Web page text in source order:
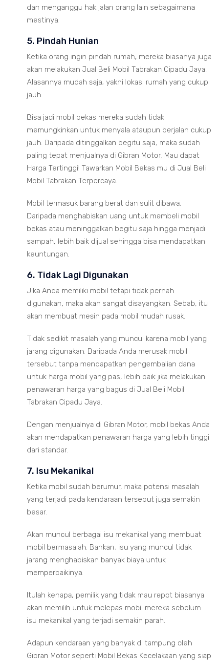
dan menganggu hak jalan orang lain sebagaimana
mestinya.
5. Pindah Hunian
Ketika orang ingin pindah rumah, mereka biasanya juga
akan melakukan Jual Beli Mobil Tabrakan Cipadu Jaya.
Alasannya mudah saja, yakni lokasi rumah yang cukup
jauh.
Bisa jadi mobil bekas mereka sudah tidak
memungkinkan untuk menyala ataupun berjalan cukup
jauh. Daripada ditinggalkan begitu saja, maka sudah
paling tepat menjualnya di Gibran Motor, Mau dapat
Harga Tertinggi! Tawarkan Mobil Bekas mu di Jual Beli
Mobil Tabrakan Terpercaya.
Mobil termasuk barang berat dan sulit dibawa.
Daripada menghabiskan uang untuk membeli mobil
bekas atau meninggalkan begitu saja hingga menjadi
sampah, lebih baik dijual sehingga bisa mendapatkan
keuntungan.
6. Tidak Lagi Digunakan
Jika Anda memiliki mobil tetapi tidak pernah
digunakan, maka akan sangat disayangkan. Sebab, itu
akan membuat mesin pada mobil mudah rusak.
Tidak sedikit masalah yang muncul karena mobil yang
jarang digunakan. Daripada Anda merusak mobil
tersebut tanpa mendapatkan pengembalian dana
untuk harga mobil yang pas, lebih baik jika melakukan
penawaran harga yang bagus di Jual Beli Mobil
Tabrakan Cipadu Jaya.
Dengan menjualnya di Gibran Motor, mobil bekas Anda
akan mendapatkan penawaran harga yang lebih tinggi
dari standar.
7. Isu Mekanikal
Ketika mobil sudah berumur, maka potensi masalah
yang terjadi pada kendaraan tersebut juga semakin
besar.
Akan muncul berbagai isu mekanikal yang membuat
mobil bermasalah. Bahkan, isu yang muncul tidak
jarang menghabiskan banyak biaya untuk
memperbaikinya.
Itulah kenapa, pemilik yang tidak mau repot biasanya
akan memilih untuk melepas mobil mereka sebelum
isu mekanikal yang terjadi semakin parah.
Adapun kendaraan yang banyak di tampung oleh
Gibran Motor seperti Mobil Bekas Kecelakaan yang siap